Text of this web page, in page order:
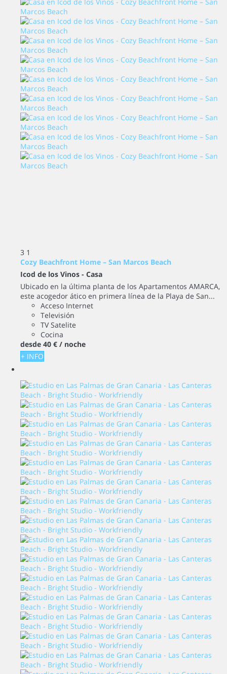
3 1
Cozy Beachfront Home – San Marcos Beach
Icod de los Vinos - Casa
Ubicado en la última planta de los Apartamentos AMARCA,
este acogedor ático en primera línea de la Playa de San...
Acceso Internet
Televisión
TV Satelite
Cocina
desde 40 € / noche
+ INFO